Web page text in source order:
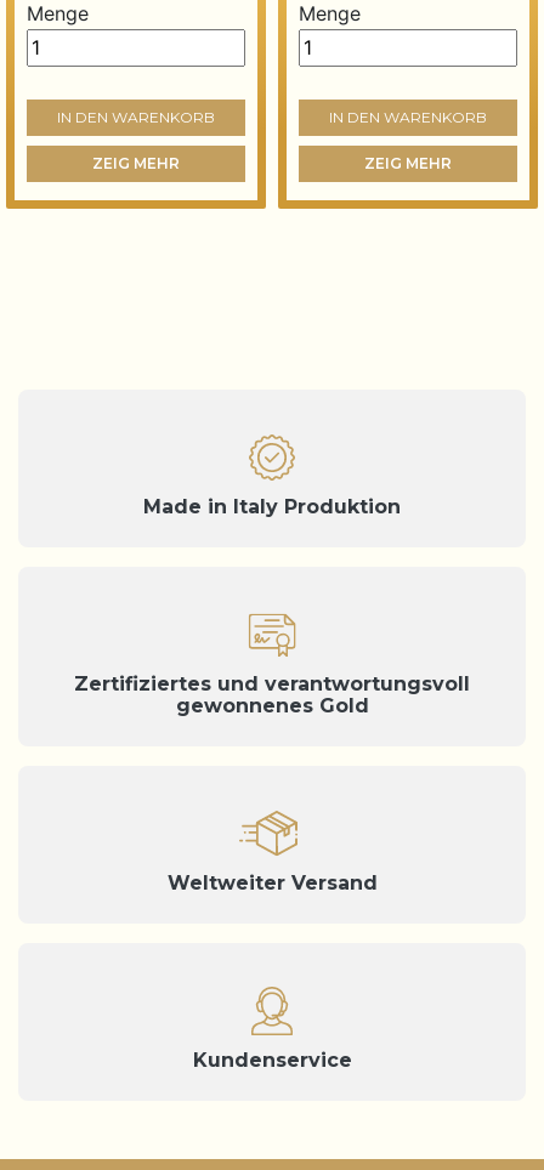
Menge
Kissen quantity
IN DEN WARENKORB
ZEIG MEHR
Menge
Vergolderkissen mit
IN DEN WARENKORB
ZEIG MEHR
Made in Italy Produktion
Zertifiziertes und verantwortungsvoll
gewonnenes Gold
Weltweiter Versand
Kundenservice